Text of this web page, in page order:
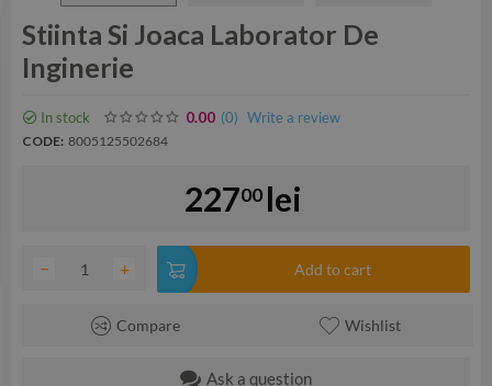
Stiinta Si Joaca Laborator De
Inginerie
In stock 0.00 (0) Write a review
CODE: 8005125502684
22700 lei
+
− Add to cart
Compare Wishlist
Ask a question